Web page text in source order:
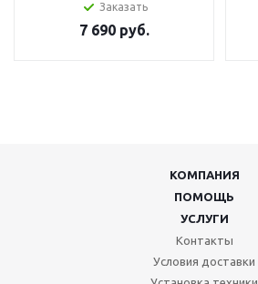
Заказать
7 690руб.
КОМПАНИЯ
ПОМОЩЬ
УСЛУГИ
Контакты
Условия доставки